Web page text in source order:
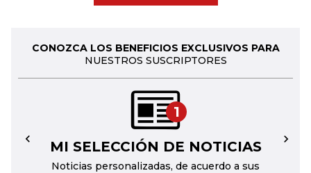
CONOZCA LOS BENEFICIOS EXCLUSIVOS PARA
NUESTROS SUSCRIPTORES
1
MI SELECCIÓN DE NOTICIAS
Noticias personalizadas, de acuerdo a sus
← →